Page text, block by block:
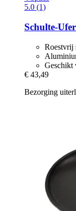
5.0 (1)
Schulte-Ufer
Roestvrij
Geschikt
€ 43,49
Bezorging